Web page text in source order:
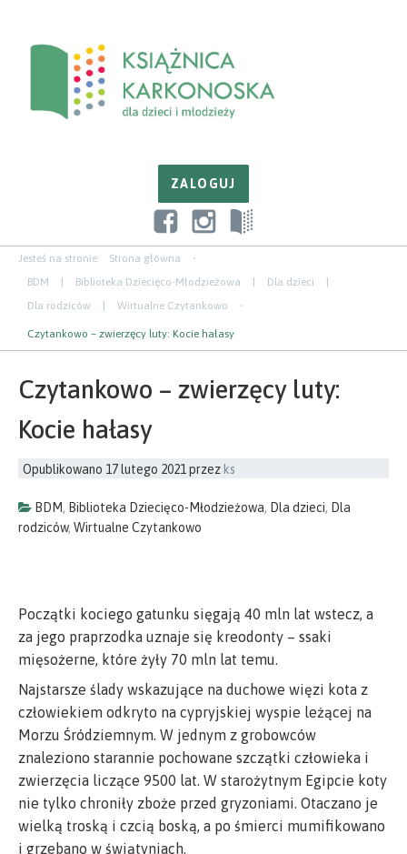
zawartości
nawigacji
paska
Jesteś na stronie:
Strona główna
BDM
Biblioteka Dziecięco-Młodzieżowa Dla dzieci
Dla rodziców
Wirtualne Czytankowo
Czytankowo – zwierzęcy luty: Kocie hałasy
Czytankowo – zwierzęcy luty:
Kocie hałasy
Opublikowano 17 lutego 2021 przez ks
BDM, Biblioteka Dziecięco-Młodzieżowa, Dla dzieci, Dla
rodziców, Wirtualne Czytankowo
Początki kociego gatunku sięgają 40 mln lat wstecz, a
za jego praprzodka uznaje się kreodonty – ssaki
mięsożerne, które żyły 70 mln lat temu.
Najstarsze ślady wskazujące na duchowe więzi kota z
człowiekiem odkryto na cypryjskiej wyspie leżącej na
Morzu Śródziemnym. W jednym z grobowców
znaleziono starannie pochowane szczątki człowieka i
zwierzęcia liczące 9500 lat. W starożytnym Egipcie koty
nie tylko chroniły zboże przed gryzoniami. Otaczano je
wielką troską i czcią boską, a po śmierci mumifikowano
i grzebano w świątyniach.